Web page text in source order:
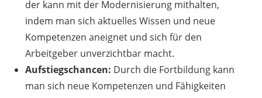
der kann mit der Modernisierung mithalten,
indem man sich aktuelles Wissen und neue
Kompetenzen aneignet und sich für den
Arbeitgeber unverzichtbar macht.
Aufstiegschancen: Durch die Fortbildung kann
man sich neue Kompetenzen und Fähigkeiten